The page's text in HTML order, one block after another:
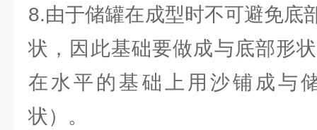
8.由于储罐在成型时不可避免底
状，因此基础要做成与底部形
在水平的基础上用沙铺成与
状）。